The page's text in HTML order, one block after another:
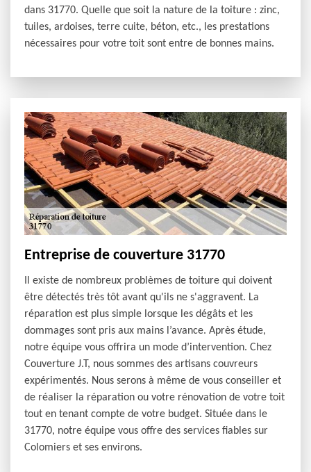
dans 31770. Quelle que soit la nature de la toiture : zinc,
tuiles, ardoises, terre cuite, béton, etc., les prestations
nécessaires pour votre toit sont entre de bonnes mains.
Entreprise de couverture 31770
Il existe de nombreux problèmes de toiture qui doivent
être détectés très tôt avant qu'ils ne s'aggravent. La
réparation est plus simple lorsque les dégâts et les
dommages sont pris aux mains l’avance. Après étude,
notre équipe vous offrira un mode d’intervention. Chez
Couverture J.T, nous sommes des artisans couvreurs
expérimentés. Nous serons à même de vous conseiller et
de réaliser la réparation ou votre rénovation de votre toit
tout en tenant compte de votre budget. Située dans le
31770, notre équipe vous offre des services fiables sur
Colomiers et ses environs.